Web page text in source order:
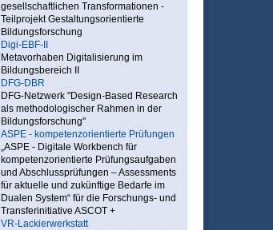
gesellschaftlichen Transformationen -
Teilprojekt Gestaltungsorientierte
Bildungsforschung
Digi-EBF-II
Metavorhaben Digitalisierung im
Bildungsbereich II
DFG-DBR
DFG-Netzwerk "Design-Based Research
als methodologischer Rahmen in der
Bildungsforschung"
ASPE - kompetenzorientierte Prüfungen
„ASPE - Digitale Workbench für
kompetenzorientierte Prüfungsaufgaben
und Abschlussprüfungen – Assessments
für aktuelle und zukünftige Bedarfe im
Dualen System“ für die Forschungs- und
Transferinitiative ASCOT +
VR-Lackierwerkstatt